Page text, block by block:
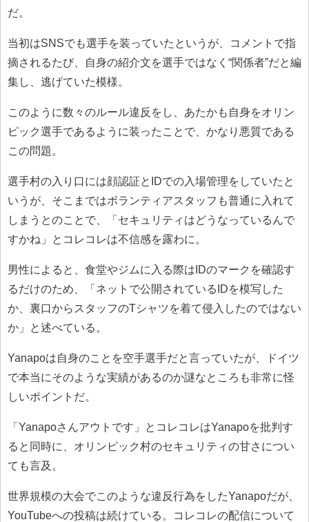
だ。
当初はSNSでも選手を装っていたというが、コメントで指
摘されるたび、自身の紹介文を選手ではなく“関係者”だと編
集し、逃げていた模様。
このように数々のルール違反をし、あたかも自身をオリン
ピック選手であるように装ったことで、かなり悪質である
この問題。
選手村の入り口には顔認証とIDでの入場管理をしていたと
いうが、そこまではボランティアスタッフも普通に入れて
しまうとのことで、「セキュリティはどうなっているんで
すかね」とコレコレは不信感を露わに。
男性によると、食堂やジムに入る際はIDのマークを確認す
るだけのため、「ネットで公開されているIDを模写した
か、裏口からスタッフのTシャツを着て侵入したのではない
か」と述べている。
Yanapoは自身のことを空手選手だと言っていたが、ドイツ
で本当にそのような実績があるのか謎なところも非常に怪
しいポイントだ。
「Yanapoさんアウトです」とコレコレはYanapoを批判す
ると同時に、オリンピック村のセキュリティの甘さについ
ても言及。
世界規模の大会でこのような違反行為をしたYanapoだが、
YouTubeへの投稿は続けている。コレコレの配信について